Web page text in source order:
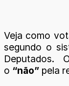
Veja como
segundo o
Deputados.
o “não” pela